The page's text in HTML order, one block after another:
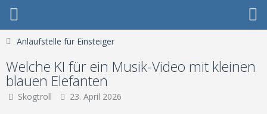
Anlaufstelle für Einsteiger
Welche KI für ein Musik-Video mit kleinen
blauen Elefanten
Skogtroll 23. April 2026